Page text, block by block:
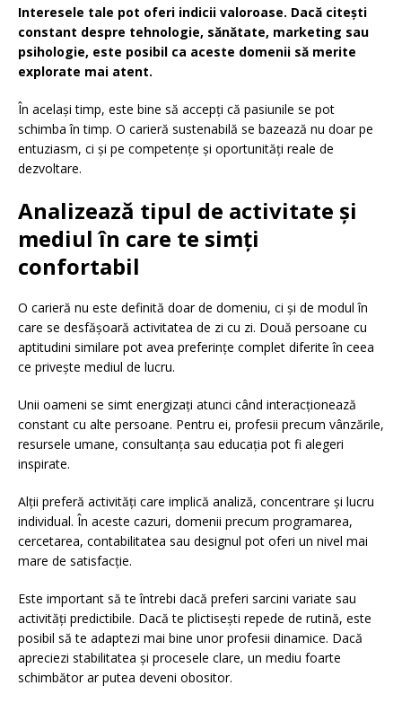
Interesele tale pot oferi indicii valoroase. Dacă citești
constant despre tehnologie, sănătate, marketing sau
psihologie, este posibil ca aceste domenii să merite
explorate mai atent.
În același timp, este bine să accepți că pasiunile se pot
schimba în timp. O carieră sustenabilă se bazează nu doar pe
entuziasm, ci și pe competențe și oportunități reale de
dezvoltare.
Analizează tipul de activitate și
mediul în care te simți
confortabil
O carieră nu este definită doar de domeniu, ci și de modul în
care se desfășoară activitatea de zi cu zi. Două persoane cu
aptitudini similare pot avea preferințe complet diferite în ceea
ce privește mediul de lucru.
Unii oameni se simt energizați atunci când interacționează
constant cu alte persoane. Pentru ei, profesii precum vânzările,
resursele umane, consultanța sau educația pot fi alegeri
inspirate.
Alții preferă activități care implică analiză, concentrare și lucru
individual. În aceste cazuri, domenii precum programarea,
cercetarea, contabilitatea sau designul pot oferi un nivel mai
mare de satisfacție.
Este important să te întrebi dacă preferi sarcini variate sau
activități predictibile. Dacă te plictisești repede de rutină, este
posibil să te adaptezi mai bine unor profesii dinamice. Dacă
apreciezi stabilitatea și procesele clare, un mediu foarte
schimbător ar putea deveni obositor.